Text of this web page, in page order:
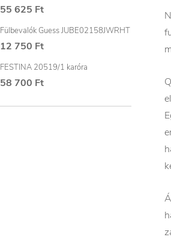
55 625 Ft
Fülbevalók Guess JUBE02158JWRHT
12 750 Ft
FESTINA 20519/1 karóra
58 700 Ft